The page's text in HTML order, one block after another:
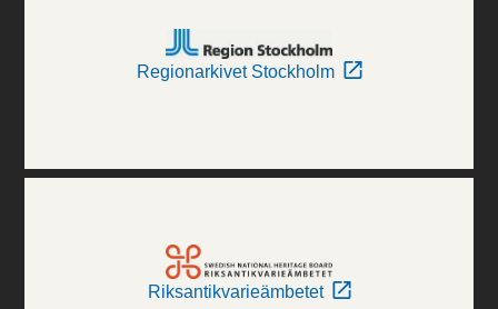
Regionarkivet Stockholm
Riksantikvarieämbetet